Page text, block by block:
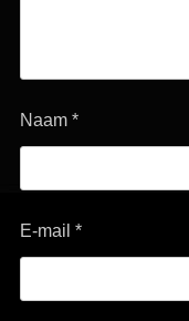
Naam *
E-mail *